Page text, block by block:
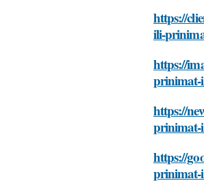
https://
ili-
https://
https://
https://